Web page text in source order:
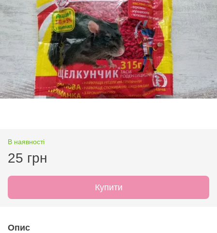
В наявності
25 грн
Купити
Опис